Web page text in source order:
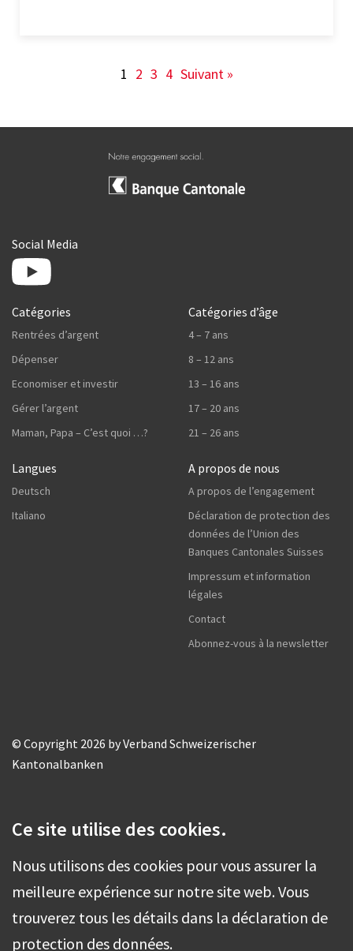
1 2 3 4 Suivant »
Social Media
Catégories
Rentrées d’argent
Dépenser
Economiser et investir
Gérer l’argent
Maman, Papa – C’est quoi …?
Langues
Deutsch
Italiano
Catégories d’âge
4 – 7 ans
8 – 12 ans
13 – 16 ans
17 – 20 ans
21 – 26 ans
A propos de nous
A propos de l’engagement
Déclaration de protection des
données de l’Union des
Banques Cantonales Suisses
Impressum et information
légales
Contact
Abonnez-vous à la newsletter
© Copyright 2026 by Verband Schweizerischer
Kantonalbanken
Ce site utilise des cookies.
Nous utilisons des cookies pour vous assurer la
meilleure expérience sur notre site web. Vous
trouverez tous les détails dans la déclaration de
protection des données.